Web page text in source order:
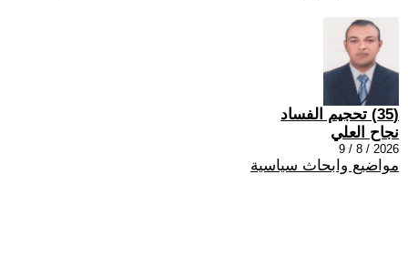
(35) تحجيم الفساد
نجاح العلي
2026 / 8 / 9
مواضيع وابحاث سياسية